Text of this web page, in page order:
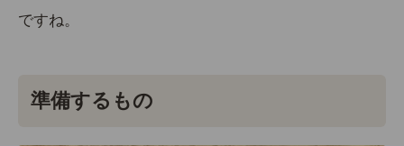
ですね。
準備するもの